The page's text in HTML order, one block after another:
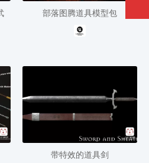
部落图腾道具模型包
带特效的道具剑